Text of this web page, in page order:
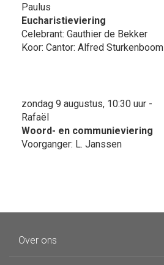
Paulus
Eucharistieviering
Celebrant: Gauthier de Bekker
Koor: Cantor: Alfred Sturkenboom
zondag 9 augustus, 10:30 uur -
Rafaël
Woord- en communieviering
Voorganger: L. Janssen
Over ons